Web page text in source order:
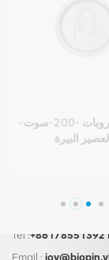
ينتهي المشروبات-202-RPT-
LOE
Tel :
Email :